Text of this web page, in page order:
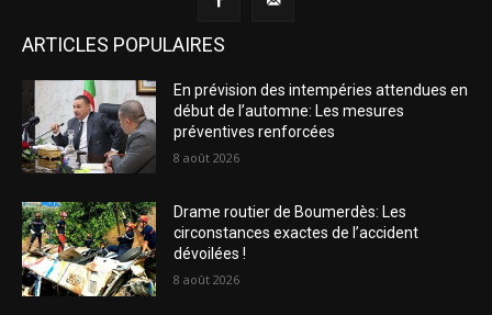
ARTICLES POPULAIRES
En prévision des intempéries attendues en
début de l’automne: Les mesures
préventives renforcées
8 août 2026
Drame routier de Boumerdès: Les
circonstances exactes de l’accident
dévoilées !
8 août 2026